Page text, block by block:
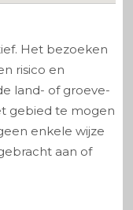
Het bezoeken
risico en
land- of groeve-
gebied te mogen
enkele wijze
aan of